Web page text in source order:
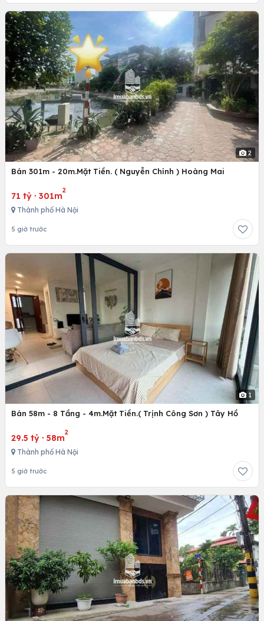
2
Bán 301m - 20m.Mặt Tiền. ( Nguyễn Chính ) Hoàng Mai
71 tỷ · 301m
2
Thành phố Hà Nội
5 giờ trước
1
Bán 58m - 8 Tầng - 4m.Mặt Tiền.( Trịnh Công Sơn ) Tây Hồ
29.5 tỷ · 58m
2
Thành phố Hà Nội
5 giờ trước